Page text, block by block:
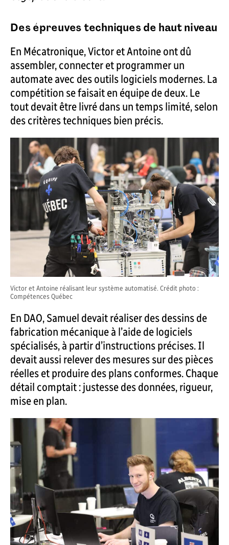
Des épreuves techniques de haut niveau
En Mécatronique, Victor et Antoine ont dû
assembler, connecter et programmer un
automate avec des outils logiciels modernes. La
compétition se faisait en équipe de deux. Le
tout devait être livré dans un temps limité, selon
des critères techniques bien précis.
Victor et Antoine réalisant leur système automatisé. Crédit photo :
Compétences Québec
En DAO, Samuel devait réaliser des dessins de
fabrication mécanique à l’aide de logiciels
spécialisés, à partir d’instructions précises. Il
devait aussi relever des mesures sur des pièces
réelles et produire des plans conformes. Chaque
détail comptait : justesse des données, rigueur,
mise en plan.